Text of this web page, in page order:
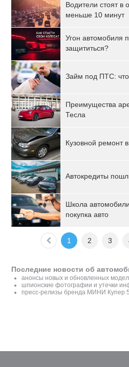
Водители стоят в
меньше 10 минут
Угон автомобиля
защититься?
Займ под ПТС:
Преимущества
Тесла
Кузовной ремонт
Автокредиты
Школа
покупка авто
1 2 3
Последние новости об
анонсы новых и обновленных
шпионские фотографии и утечки
пресс-релизы бренда МИНИ Купер